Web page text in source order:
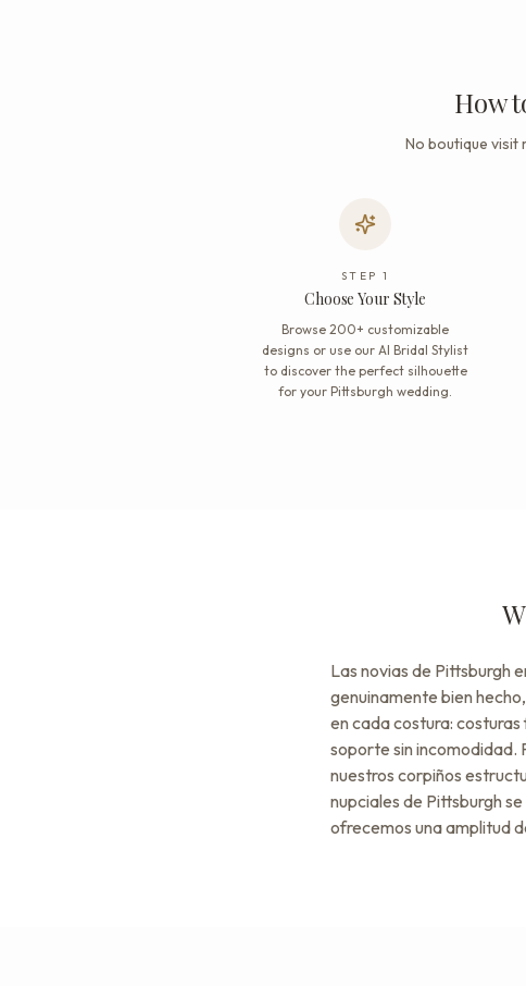
How
No boutique visit
STEP 1
Choose Your Style
Browse 200+ customizable
designs or use our AI Bridal Stylist
to discover the perfect silhouette
for your Pittsburgh wedding.
Las novias de Pittsburgh
genuinamente bien
en cada costura:
soporte sin incomodidad.
nuestros corpiños
nupciales de Pittsburgh
ofrecemos una amplitud